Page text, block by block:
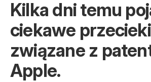
Kilka dni temu
ciekawe przecieki
związane z
Apple.